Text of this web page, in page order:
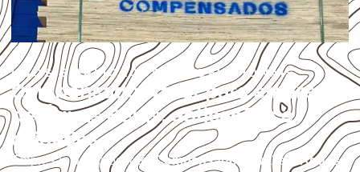
USOS E APLICAÇÕES PROFISSIONAIS
Compensado Naval para empresas
de Águas Belas: aplicações e
cuidados
Empresas que procuram
Compensado Naval em Águas